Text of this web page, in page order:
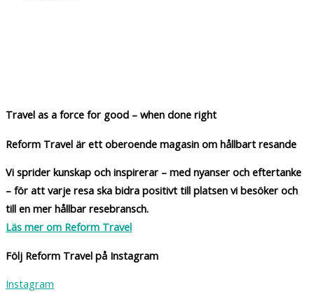
Travel as a force for good – when done right
Reform Travel är ett oberoende magasin om hållbart resande
Vi sprider kunskap och inspirerar – med nyanser och eftertanke
– för att varje resa ska bidra positivt till platsen vi besöker och
till en mer hållbar resebransch.
Läs mer om Reform Travel
Följ Reform Travel på Instagram
Instagram